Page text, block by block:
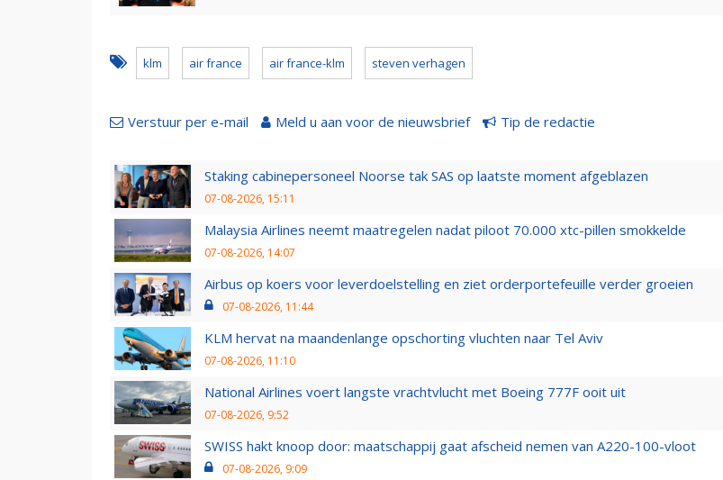
klm air france air france-klm steven verhagen
Verstuur per e-mail Meld u aan voor de nieuwsbrief Tip de redactie
Staking cabinepersoneel Noorse tak SAS op laatste moment afgeblazen
07-08-2026, 15:11
Malaysia Airlines neemt maatregelen nadat piloot 70.000 xtc-pillen smokkelde
07-08-2026, 14:07
Airbus op koers voor leverdoelstelling en ziet orderportefeuille verder groeien
07-08-2026, 11:44
KLM hervat na maandenlange opschorting vluchten naar Tel Aviv
07-08-2026, 11:10
National Airlines voert langste vrachtvlucht met Boeing 777F ooit uit
07-08-2026, 9:52
SWISS hakt knoop door: maatschappij gaat afscheid nemen van A220-100-vloot
07-08-2026, 9:09